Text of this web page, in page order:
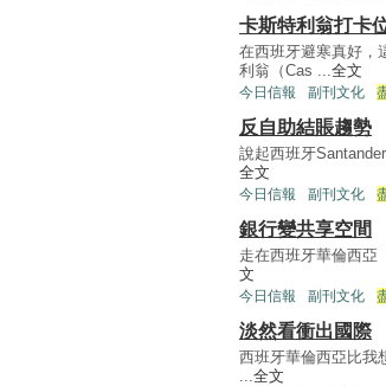
卡斯特利翁打卡
在西班牙避寒真好，
利翁（Cas ...全文
今日信報 副刊文化
反自助結賬趨勢
說起西班牙
全文
今日信報 副刊文化
銀行變共享空間
走在西班牙華倫西亞
文
今日信報 副刊文化
淡然看衝出國際
西班牙華倫西亞比我
...全文